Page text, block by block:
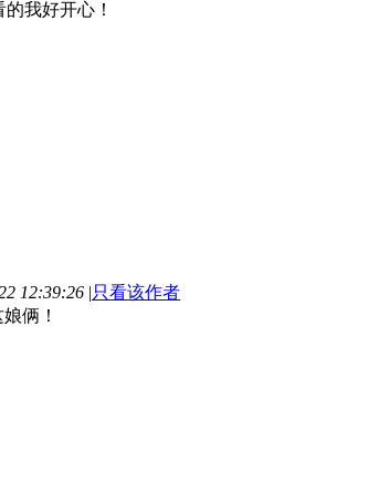
我好开心！
12:39:26 |只看该作者
俩！